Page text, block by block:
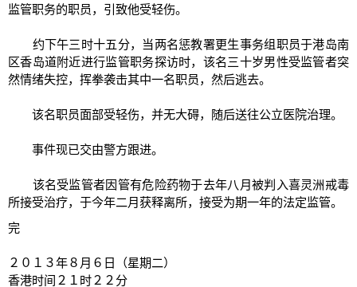
监管职务的职员，引致他受轻伤。
约下午三时十五分，当两名惩教署更生事务组职员于港岛南
区香岛道附近进行监管职务探访时，该名三十岁男性受监管者突
然情绪失控，挥拳袭击其中一名职员，然后逃去。
该名职员面部受轻伤，并无大碍，随后送往公立医院治理。
事件现已交由警方跟进。
该名受监管者因管有危险药物于去年八月被判入喜灵洲戒毒
所接受治疗，于今年二月获释离所，接受为期一年的法定监管。
完
２０１３年８月６日（星期二）
香港时间２１时２２分